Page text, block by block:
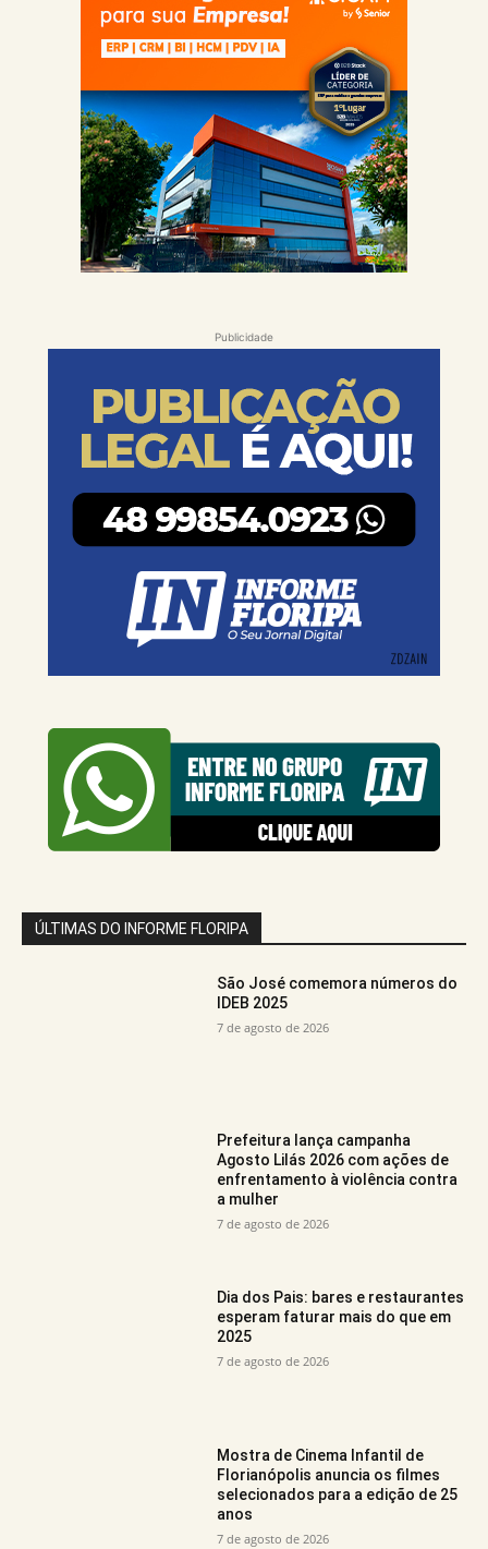
Publicidade
ÚLTIMAS DO INFORME FLORIPA
São José comemora números do
IDEB 2025
7 de agosto de 2026
Prefeitura lança campanha
Agosto Lilás 2026 com ações de
enfrentamento à violência contra
a mulher
7 de agosto de 2026
Dia dos Pais: bares e restaurantes
esperam faturar mais do que em
2025
7 de agosto de 2026
Mostra de Cinema Infantil de
Florianópolis anuncia os filmes
selecionados para a edição de 25
anos
7 de agosto de 2026